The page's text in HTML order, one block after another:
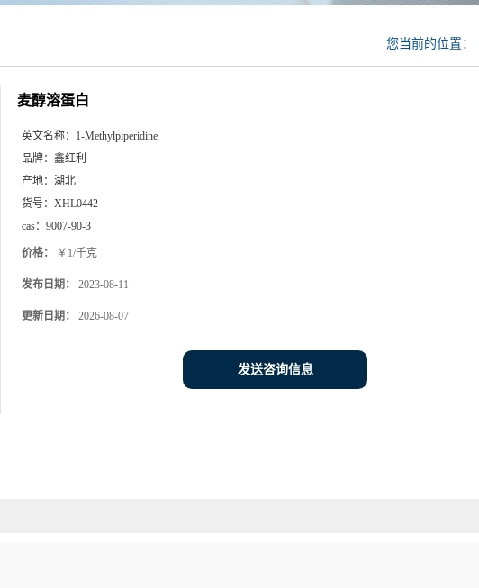
您当前的位置：
麦醇溶蛋白
英文名称： 1-Methylpiperidine
品牌： 鑫红利
产地： 湖北
货号： XHL0442
cas： 9007-90-3
价格： ￥1/千克
发布日期： 2023-08-11
更新日期： 2026-08-07
发送咨询信息